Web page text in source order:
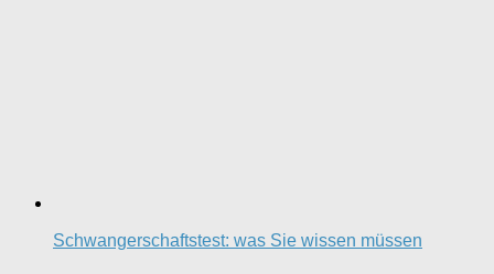
Schwangerschaftstest: was Sie wissen müssen